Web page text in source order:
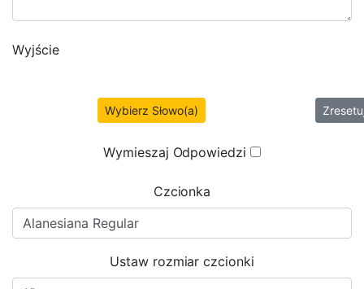
Wyjście
Wybierz Słowo(a)
Wymieszaj Odpowiedzi
Czcionka
Ustaw rozmiar czcionki